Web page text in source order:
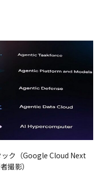
ク（Google Cloud Next
撮影）